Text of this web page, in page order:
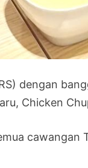
dengan
Chicken
cawangan